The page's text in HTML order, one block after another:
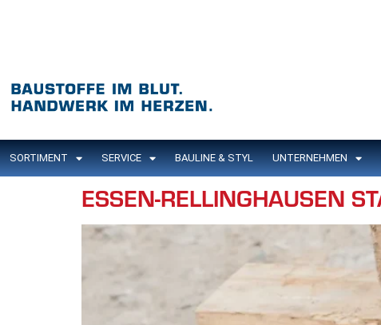
SORTIMENT SERVICE BAULINE & STYL UNTERNEHMEN
ESSEN-RELLINGHAUSEN